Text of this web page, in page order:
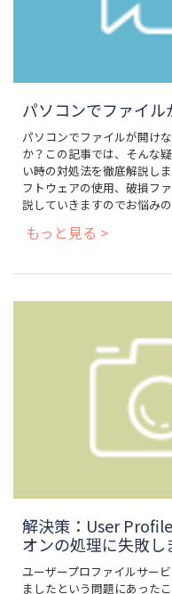
パソコンでファイ
パソコンでファイルが開け
か？この記事では、そんな
い時の対処法を徹底解説し
フトウェアの使用、破損フ
説していきますのでお悩み
もっと見る >
解決策：User
オンの処理に失敗し
ユーザープロファイルサー
ましたという問題にあった